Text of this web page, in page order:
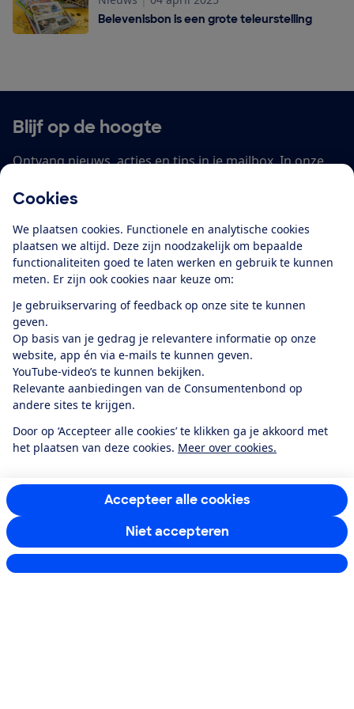
Cookies
We plaatsen cookies. Functionele en analytische cookies
plaatsen we altijd. Deze zijn noodzakelijk om bepaalde
functionaliteiten goed te laten werken en gebruik te kunnen
meten. Er zijn ook cookies naar keuze om:
Je gebruikservaring of feedback op onze site te kunnen
geven.
Op basis van je gedrag je relevantere informatie op onze
website, app én via e-mails te kunnen geven.
YouTube-video’s te kunnen bekijken.
Relevante aanbiedingen van de Consumentenbond op
andere sites te krijgen.
Door op ‘Accepteer alle cookies’ te klikken ga je akkoord met
het plaatsen van deze cookies. Meer over cookies.
Accepteer alle cookies
Niet accepteren
Belevenisbon is een grote teleurstelling
Belevenisbon is een grote teleurstelling
Blijf op de hoogte
Ontvang nieuws, acties en tips in je mailbox. In onze
persoonsgegevens en e-mails voor je personaliseren.
E-mailadres
Ik meld me aan
Service & Contact
Boeken & Bladen
Download de app